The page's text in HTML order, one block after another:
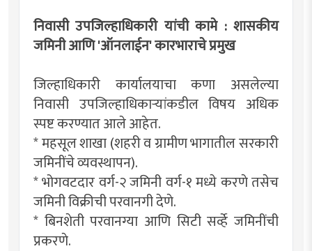
निवासी उपजिल्हाधिकारी यांची कामे : शासकीय
जमिनी आणि 'ऑनलाईन' कारभाराचे प्रमुख
जिल्हाधिकारी कार्यालयाचा कणा असलेल्या
निवासी उपजिल्हाधिकाऱ्यांकडील विषय अधिक
स्पष्ट करण्यात आले आहेत.
* महसूल शाखा (शहरी व ग्रामीण भागातील सरकारी
जमिनींचे व्यवस्थापन).
* भोगवटदार वर्ग-२ जमिनी वर्ग-१ मध्ये करणे तसेच
जमिनी विक्रीची परवानगी देणे.
* बिनशेती परवानग्या आणि सिटी सर्व्हे जमिनींची
प्रकरणे.